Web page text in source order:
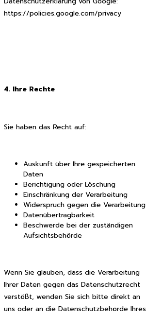
https://policies.google.com/privacy
4. Ihre Rechte
Sie haben das Recht auf:
Auskunft über Ihre gespeicherten
Daten
Berichtigung oder Löschung
Einschränkung der Verarbeitung
Widerspruch gegen die Verarbeitung
Datenübertragbarkeit
Beschwerde bei der zuständigen
Aufsichtsbehörde
Wenn Sie glauben, dass die Verarbeitung
Ihrer Daten gegen das Datenschutzrecht
verstößt, wenden Sie sich bitte direkt an
uns oder an die Datenschutzbehörde Ihres